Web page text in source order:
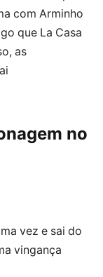
com Arminho
que La Casa
as
no
vez e sai do
vingança